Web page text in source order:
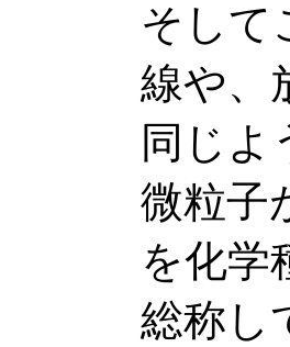
そして
線や、
同じよ
微粒子
を化学
総称し